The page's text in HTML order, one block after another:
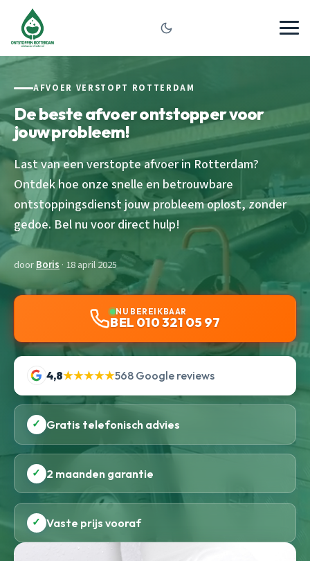
AFVOER VERSTOPT ROTTERDAM
De beste afvoer ontstopper voor
jouw probleem!
Last van een verstopte afvoer in Rotterdam?
Ontdek hoe onze snelle en betrouwbare
ontstoppingsdienst jouw probleem oplost, zonder
gedoe. Bel nu voor direct hulp!
doorBoris · 18 april 2025
NU BEREIKBAAR
BEL 010 321 05 97
4,8★★★★★568 Google reviews
✓ Gratis telefonisch advies
✓ 2 maanden garantie
✓ Vaste prijs vooraf